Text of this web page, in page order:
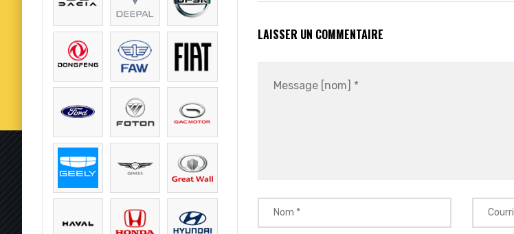
LAISSER UN COMMENTAIRE